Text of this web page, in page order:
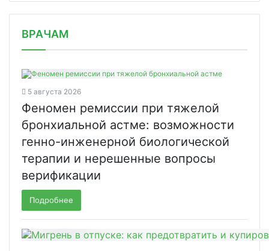
ВРАЧАМ
5 августа 2026
Феномен ремиссии при тяжелой
бронхиальной астме: возможности
генно-инженерной биологической
терапии и нерешенные вопросы
верификации
Подробнее